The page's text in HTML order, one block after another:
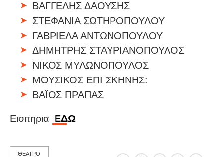
ΒΑΓΓΕΛΗΣ ΔΑΟΥΣΗΣ
ΣΤΕΦΑΝΙΑ ΣΩΤΗΡΟΠΟΥΛΟΥ
ΓΑΒΡΙΕΛΑ ΑΝΤΩΝΟΠΟΥΛΟΥ
ΔΗΜΗΤΡΗΣ ΣΤΑΥΡΙΑΝΟΠΟΥΛΟΣ
ΝΙΚΟΣ ΜΥΛΩΝΟΠΟΥΛΟΣ
ΜΟΥΣΙΚΟΣ ΕΠΙ ΣΚΗΝΗΣ:
ΒΑΪΟΣ ΠΡΑΠΑΣ
Εισιτηρια ΕΔΩ
ΘΕΑΤΡΟ